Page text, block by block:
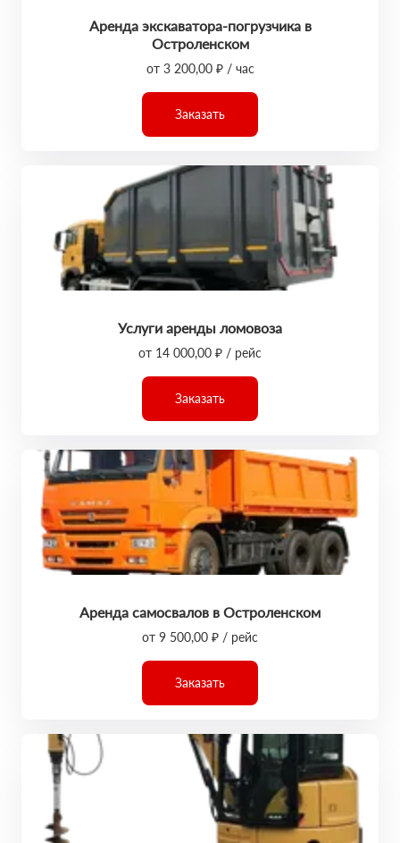
Аренда экскаватора-погрузчика в
Остроленском
от 3 200,00 ₽ / час
Заказать
Услуги аренды ломовоза
от 14 000,00 ₽ / рейс
Заказать
Аренда самосвалов в Остроленском
от 9 500,00 ₽ / рейс
Заказать